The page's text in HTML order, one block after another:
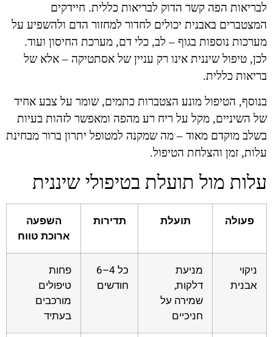
לבריאות הפה קשר הדוק לבריאות כללית. חיידקים
המצטברים באבנית יכולים לחדור למחזור הדם ולהשפיע על
מערכות נוספות בגוף – לב, כלי דם, מערכת החיסון ועוד.
לכן, טיפול שיננית אינו רק עניין של אסתטיקה – אלא של
בריאות כללית.
בנוסף, הטיפול מונע הצטברות כתמים, שומר על צבע אחיד
של השיניים, מקל על ריח רע מהפה ומאפשר לזהות בעיות
בשלב מוקדם מאוד – מה שמקנה למטופל יתרון ברור מבחינת
עלות, זמן והצלחת הטיפול.
עלות מול תועלת בטיפולי שיננית
פעולה תועלת תדירות
השפעה
ארוכת טווח
ניקוי
אבנית
מניעת
דלקות,
שמירה על
חניכיים
כל 4–6
חודשים
פחות
טיפולים
מורכבים
בעתיד